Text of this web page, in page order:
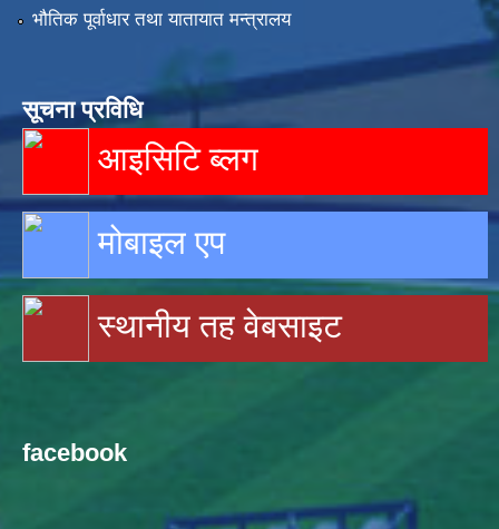
भौतिक पूर्वाधार तथा यातायात मन्त्रालय
सूचना प्रविधि
आइसिटि ब्लग
मोबाइल एप
स्थानीय तह वेबसाइट
facebook